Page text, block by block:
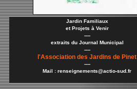
Jardin Familiaux
et Projets à Venir
----
extraits du Journal Municipal
----
l'Association des Jardins de Pinet
----
Mail : renseignements@actio-sud.fr